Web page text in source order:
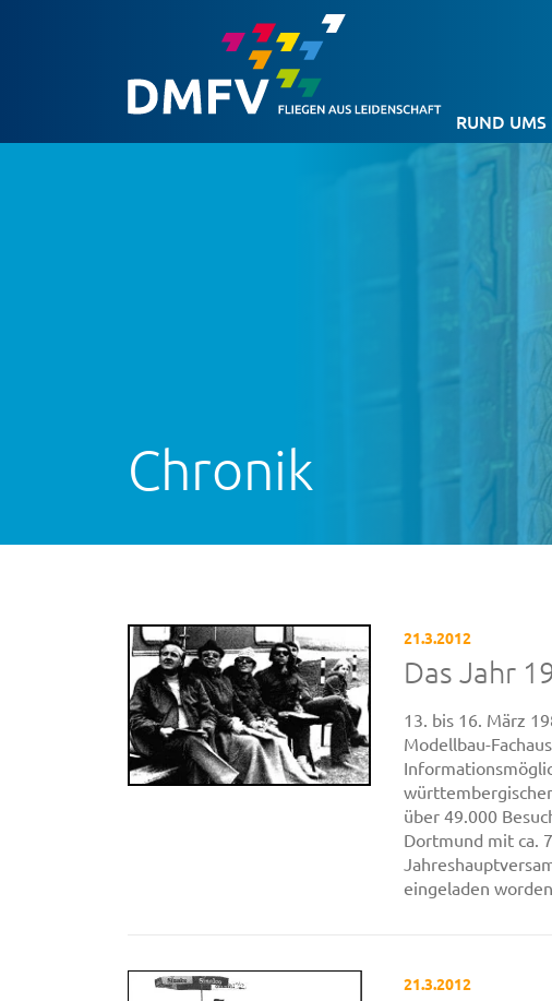
RUND UMS
Chronik
21.3.2012
Das Jahr
13. bis 16. März
Modellbau-
über 49.000
Dortmund mit ca.
eingeladen
21.3.2012